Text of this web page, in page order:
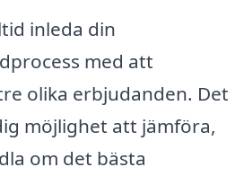
inleda din
med att
olika erbjudanden. Det
möjlighet att jämföra,
om det bästa